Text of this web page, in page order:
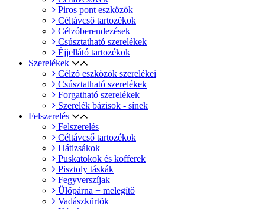
Piros pont eszközök
Céltávcső tartozékok
Célzóberendezések
Csúsztatható szerelékek
Éjjellátó tartozékok
Szerelékek
Célzó eszközök szerelékei
Csúsztatható szerelékek
Forgatható szerelékek
Szerelék bázisok - sínek
Felszerelés
Felszerelés
Céltávcső tartozékok
Hátizsákok
Puskatokok és kofferek
Pisztoly táskák
Fegyverszíjak
Ülőpárna + melegítő
Vadászkürtök